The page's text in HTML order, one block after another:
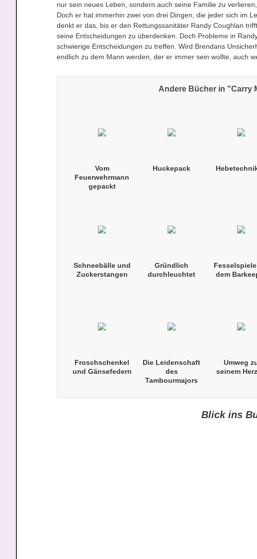
nur sein neues Leben, sondern auch seine Familie zu
Doch er hat immerhin zwei von drei Dingen, die jeder sich im
denkt er das, bis er den Rettungssanitäter Randy Coughlan
seine Entscheidungen zu überdenken. Doch Probleme in
schwierige Entscheidungen zu treffen. Wird Brendans
endlich zu dem Mann werden, der er immer sein wollte, auch
Andere Bücher in "Carry
Vom
Feuerwehrmann
gepackt
Huckepack
Schneebälle und
Zuckerstangen
Gründlich
durchleuchtet
dem
Froschschenkel
und Gänsefedern
Die Leidenschaft
des
Tambourmajors
Umweg
seinem
Blick ins